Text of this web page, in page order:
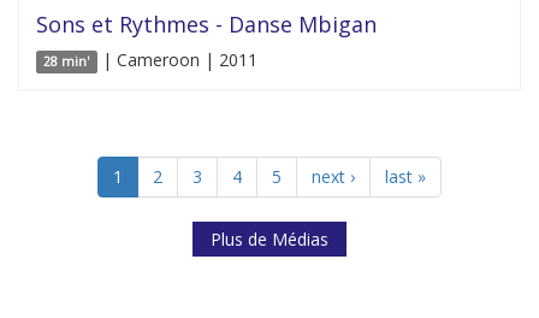
Sons et Rythmes - Danse Mbigan
28 min' | Cameroon | 2011
1 2 3 4 5 next › last »
Plus de Médias